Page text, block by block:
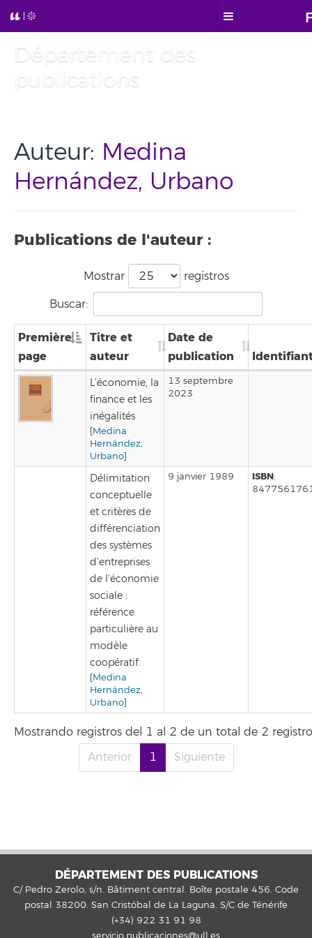
Département des
publications
Auteur: Medina
Hernández, Urbano
Publications de l'auteur :
Mostrar
registros
Buscar:
Première
page
Titre et
auteur
Date de
publication
L'économie, la
finance et les
inégalités
[Medina
Hernández,
Urbano]
13 septembre
2023
Délimitation
conceptuelle
et critères de
différenciation
des systèmes
d'entreprises
de l'économie
sociale :
référence
particulière au
modèle
coopératif.
[Medina
Hernández,
Urbano]
9 janvier 1989 ISBN:
Mostrando registros del 1 al 2 de un total de 2
Anterior
1 Siguiente
DÉPARTEMENT DES PUBLICATIONS
C/ Pedro Zerolo, s/n. Bâtiment central. Boîte postale 456. Code
postal 38200. San Cristóbal de La Laguna. S/C de Ténérife
(+34) 922 31 91 98